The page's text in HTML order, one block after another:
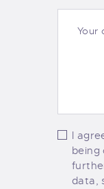
I
being
data,